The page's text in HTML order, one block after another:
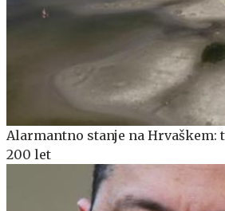
Alarmantno stanje na Hrvaškem:
200 let